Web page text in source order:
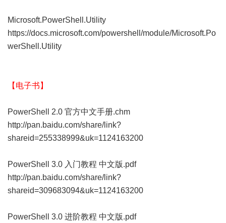
Microsoft.PowerShell.Utility
https://docs.microsoft.com/powershell/module/Microsoft.Po
werShell.Utility
【电子书】
PowerShell 2.0 官方中文手册.chm
http://pan.baidu.com/share/link?
shareid=255338999&uk=1124163200
PowerShell 3.0 入门教程 中文版.pdf
http://pan.baidu.com/share/link?
shareid=309683094&uk=1124163200
PowerShell 3.0 进阶教程 中文版.pdf